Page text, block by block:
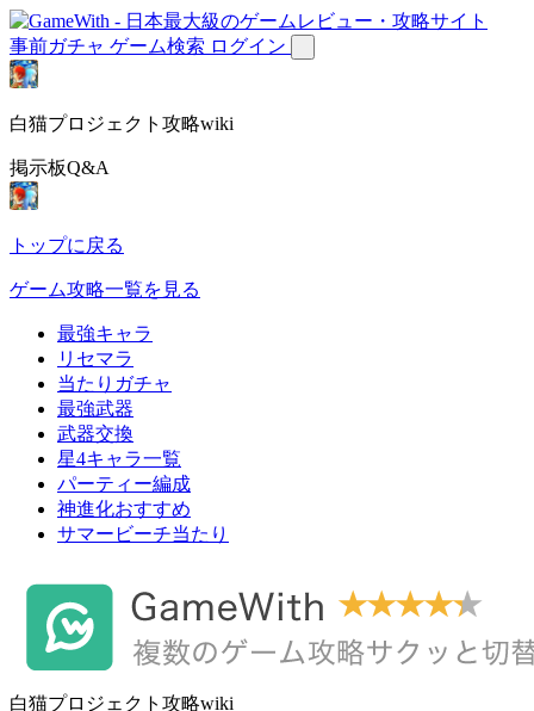
事前ガチャ ゲーム検索 ログイン
白猫プロジェクト攻略wiki
掲示板Q&A
トップに戻る
ゲーム攻略一覧を見る
最強キャラ
リセマラ
当たりガチャ
最強武器
武器交換
星4キャラ一覧
パーティー編成
神進化おすすめ
サマービーチ当たり
白猫プロジェクト攻略wiki